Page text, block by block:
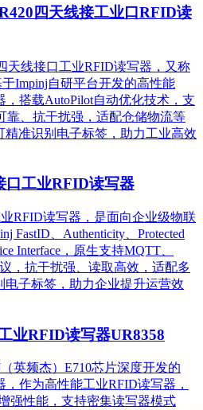
四天线接工业口RFID读
天线接口工业RFID读写器，又称
于Impinj自研平台开发的高性能
搭载AutoPilot自动优化技术，支
靠、抗干扰强，适配仓储物流等
准识别电子标签，助力工业高效
口工业RFID读写器
RFID读写器，是面向企业级物联
FastID、Authenticity、Protected
Interface，原生支持MQTT、
，抗干扰强、读取高效，适配多
子标签，助力企业提升运营效
业RFID读写器UR8358
英频杰）E710芯片深度开发的
作为高性能工业RFID读写器，
强性能，支持密集读写器模式